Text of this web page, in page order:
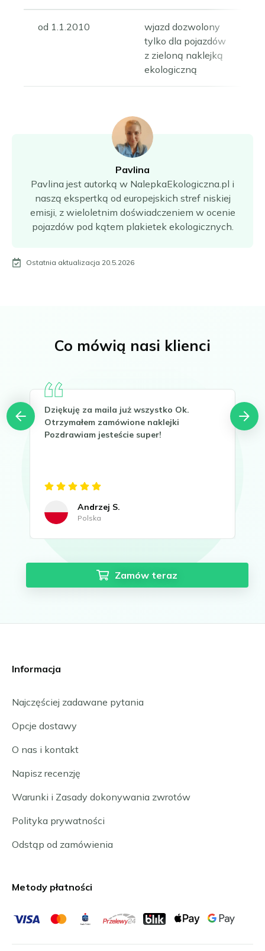
od 1.1.2010
wjazd dozwolony
tylko dla pojazdów
z zieloną naklejką
ekologiczną
Pavlina
Pavlina jest autorką w NalepkaEkologiczna.pl i
naszą ekspertką od europejskich stref niskiej
emisji, z wieloletnim doświadczeniem w ocenie
pojazdów pod kątem plakietek ekologicznych.
Ostatnia aktualizacja 20.5.2026
Co mówią nasi klienci
Dziękuję za maila już wszystko Ok.
Otrzymałem zamówione naklejki
Pozdrawiam jesteście super!
Andrzej S.
Polska
Zamów teraz
Informacja
Najczęściej zadawane pytania
Opcje dostawy
O nas i kontakt
Napisz recenzję
Warunki i Zasady dokonywania zwrotów
Polityka prywatności
Odstąp od zamówienia
Metody płatności